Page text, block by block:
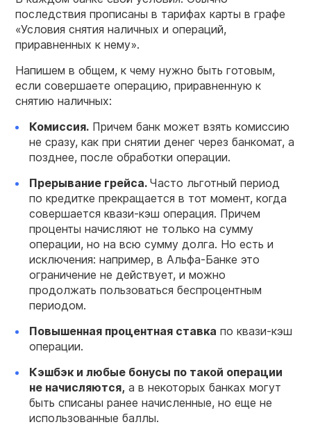
последствия прописаны в тарифах карты в графе
«Условия снятия наличных и операций,
приравненных к нему».
Напишем в общем, к чему нужно быть готовым,
если совершаете операцию, приравненную к
снятию наличных:
Комиссия. Причем банк может взять комиссию
не сразу, как при снятии денег через банкомат, а
позднее, после обработки операции.
Прерывание грейса. Часто льготный период
по кредитке прекращается в тот момент, когда
совершается квази-кэш операция. Причем
проценты начисляют не только на сумму
операции, но на всю сумму долга. Но есть и
исключения: например, в Альфа-Банке это
ограничение не действует, и можно
продолжать пользоваться беспроцентным
периодом.
Повышенная процентная ставка по квази-кэш
операции.
Кэшбэк и любые бонусы по такой операции
не начисляются, а в некоторых банках могут
быть списаны ранее начисленные, но еще не
использованные баллы.